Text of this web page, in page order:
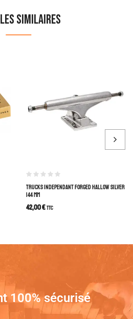
similaires
TRUCKS INDEPENDANT FORGED HALLOW SILVER
144 MM
42,00€TTC
100% sécurisé